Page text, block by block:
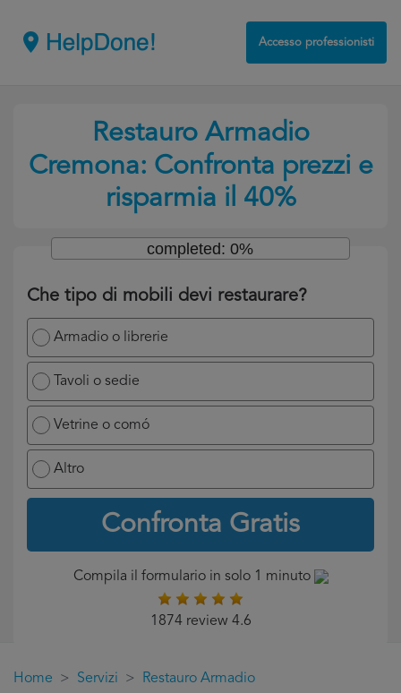
Accesso professionisti
Restauro Armadio
Cremona: Confronta prezzi e
risparmia il 40%
Che tipo di mobili devi restaurare?
Armadio o librerie
Tavoli o sedie
Vetrine o comó
Altro
Confronta Gratis
completed: 0%
Compila il formulario in solo 1 minuto
1874 review 4.6
Home Servizi
Restauro Armadio